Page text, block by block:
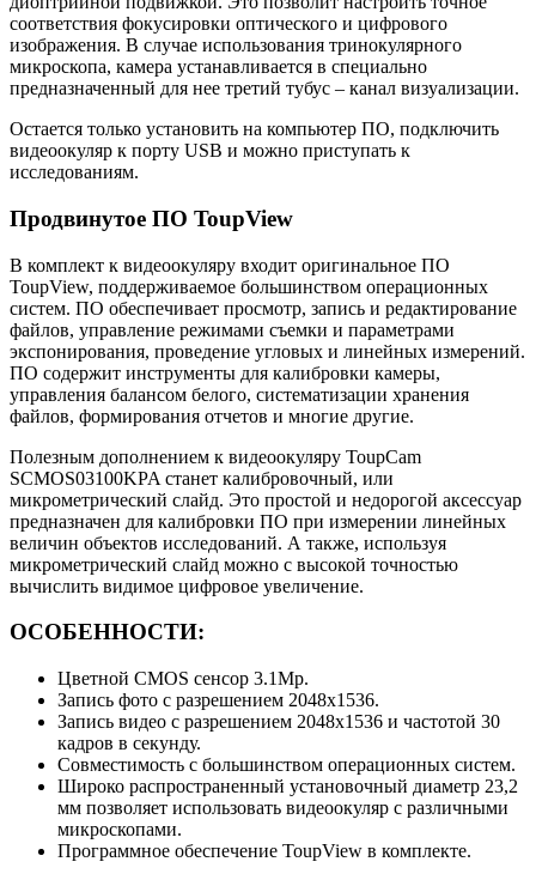
соответствия фокусировки оптического и цифрового
изображения. В случае использования тринокулярного
микроскопа, камера устанавливается в специально
предназначенный для нее третий тубус – канал визуализации.
Остается только установить на компьютер ПО, подключить
видеоокуляр к порту USB и можно приступать к
исследованиям.
Продвинутое ПО ToupView
В комплект к видеоокуляру входит оригинальное ПО
ToupView, поддерживаемое большинством операционных
систем. ПО обеспечивает просмотр, запись и редактирование
файлов, управление режимами съемки и параметрами
экспонирования, проведение угловых и линейных измерений.
ПО содержит инструменты для калибровки камеры,
управления балансом белого, систематизации хранения
файлов, формирования отчетов и многие другие.
Полезным дополнением к видеоокуляру ToupCam
SCMOS03100KPA станет калибровочный, или
микрометрический слайд. Это простой и недорогой аксессуар
предназначен для калибровки ПО при измерении линейных
величин объектов исследований. А также, используя
микрометрический слайд можно с высокой точностью
вычислить видимое цифровое увеличение.
ОСОБЕННОСТИ:
Цветной CMOS сенсор 3.1Мр.
Запись фото с разрешением 2048х1536.
Запись видео с разрешением 2048х1536 и частотой 30
кадров в секунду.
Совместимость с большинством операционных систем.
Широко распространенный установочный диаметр 23,2
мм позволяет использовать видеоокуляр с различными
микроскопами.
Программное обеспечение ToupView в комплекте.